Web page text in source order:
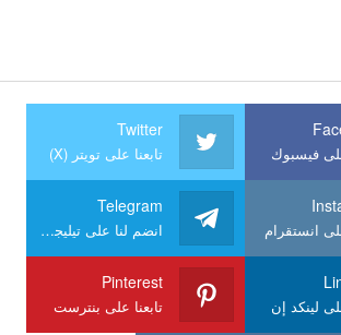
فيسبوك
Twitter
تابعنا على تويتر (X)
انستقرام
Telegram
انضم لنا على تيليجرام
لينكد إن
Pinterest
تابعنا على بنترست